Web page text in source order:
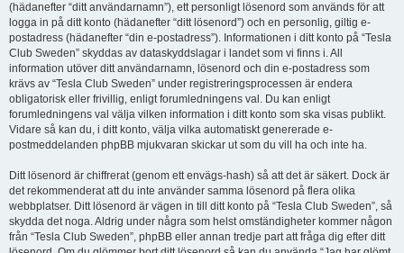
(hädanefter “ditt användarnamn”), ett personligt lösenord som används för att
logga in på ditt konto (hädanefter “ditt lösenord”) och en personlig, giltig e-
postadress (hädanefter “din e-postadress”). Informationen i ditt konto på “Tesla
Club Sweden” skyddas av dataskyddslagar i landet som vi finns i. All
information utöver ditt användarnamn, lösenord och din e-postadress som
krävs av “Tesla Club Sweden” under registreringsprocessen är endera
obligatorisk eller frivillig, enligt forumledningens val. Du kan enligt
forumledningens val välja vilken information i ditt konto som ska visas publikt.
Vidare så kan du, i ditt konto, välja vilka automatiskt genererade e-
postmeddelanden phpBB mjukvaran skickar ut som du vill ha och inte ha.
Ditt lösenord är chiffrerat (genom ett envägs-hash) så att det är säkert. Dock är
det rekommenderat att du inte använder samma lösenord på flera olika
webbplatser. Ditt lösenord är vägen in till ditt konto på “Tesla Club Sweden”, så
skydda det noga. Aldrig under några som helst omständigheter kommer någon
från “Tesla Club Sweden”, phpBB eller annan tredje part att fråga dig efter ditt